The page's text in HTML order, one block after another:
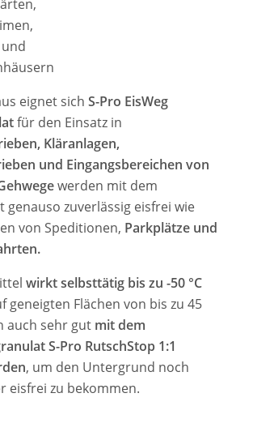
eignet sich S-Pro EisWeg
für den Einsatz in
Kläranlagen,
und Eingangsbereichen von
werden mit dem
genauso zuverlässig eisfrei wie
von Speditionen, Parkplätze und
wirkt selbsttätig bis zu -50 °C
geneigten Flächen von bis zu 45
auch sehr gut mit dem
S-Pro RutschStop 1:1
, um den Untergrund noch
eisfrei zu bekommen.